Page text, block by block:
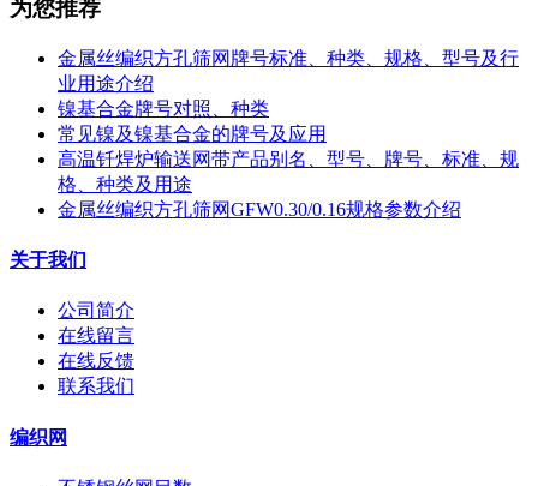
为您推荐
金属丝编织方孔筛网牌号标准、种类、规格、型号及行
业用途介绍
镍基合金牌号对照、种类
常见镍及镍基合金的牌号及应用
高温钎焊炉输送网带产品别名、型号、牌号、标准、规
格、种类及用途
金属丝编织方孔筛网GFW0.30/0.16规格参数介绍
关于我们
公司简介
在线留言
在线反馈
联系我们
编织网